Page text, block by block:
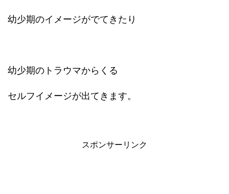
幼少期のイメージがでてきたり
幼少期のトラウマからくる
セルフイメージが出てきます。
スポンサーリンク